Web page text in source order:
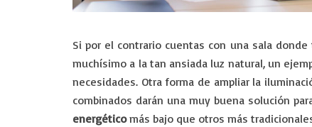
Si por el contrario cuentas con una sala
muchísimo a la tan ansiada luz natural, un
necesidades. Otra forma de ampliar la
combinados darán una muy buena solución
energéticomás bajo que otros más